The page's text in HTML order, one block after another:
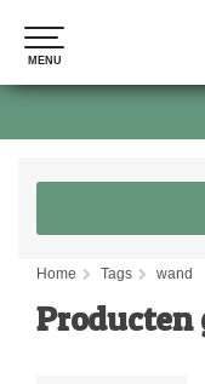
MENU
MENU
Home Tags wand
Producten